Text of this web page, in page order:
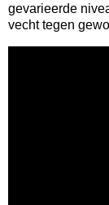
gevarieerde
vecht tegen